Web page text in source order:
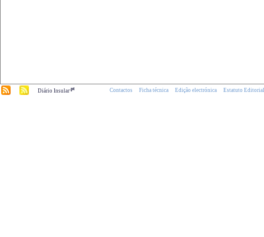
Diário Insular.pt Contactos Ficha técnica Edição electrónica Estatuto Editorial